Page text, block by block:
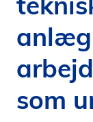
o
d
å
i
som